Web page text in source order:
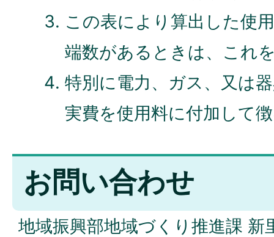
この表により算出した使
端数があるときは、これ
特別に電力、ガス、又は
実費を使用料に付加して
お問い合わせ
地域振興部地域づくり推進課 新